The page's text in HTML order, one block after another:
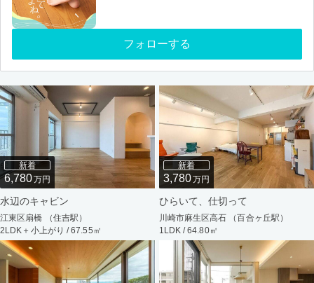
フォローする
新着
6,780万円
水辺のキャビン
江東区扇橋 （住吉駅）
2LDK＋小上がり / 67.55㎡
新着
3,780万円
ひらいて、仕切って
川崎市麻生区高石 （百合ヶ丘駅）
1LDK / 64.80㎡